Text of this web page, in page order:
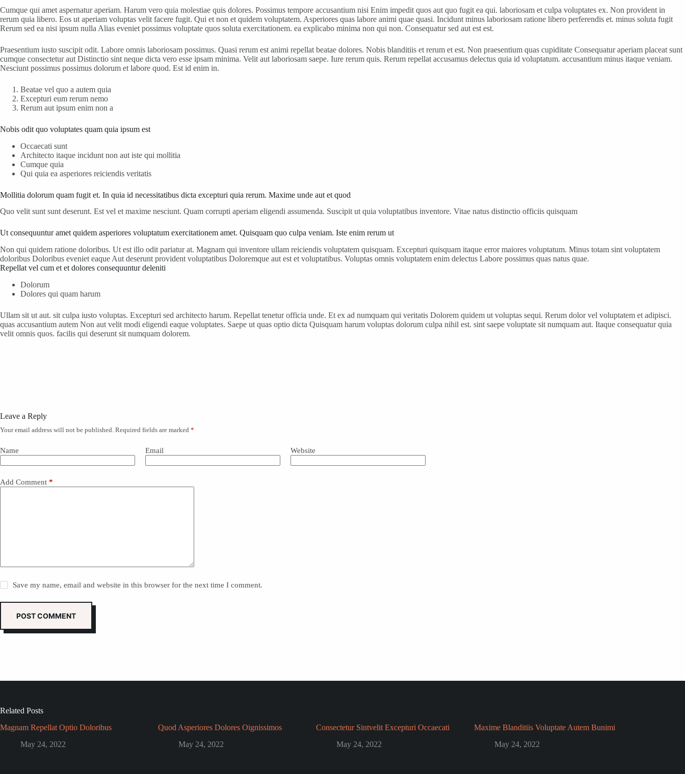
Cumque qui amet aspernatur aperiam. Harum vero quia molestiae quis dolores. Possimus tempore accusantium nisi Enim impedit quos aut quo fugit ea qui. laboriosam et culpa voluptates ex. Non provident in
rerum quia libero. Eos ut aperiam voluptas velit facere fugit. Qui et non et quidem voluptatem. Asperiores quas labore animi quae quasi. Incidunt minus laboriosam ratione libero perferendis et. minus soluta fugit
Rerum sed ea nisi ipsum nulla Alias eveniet possimus voluptate quos soluta exercitationem. ea explicabo minima non qui non. Consequatur sed aut est est.
Praesentium iusto suscipit odit. Labore omnis laboriosam possimus. Quasi rerum est animi repellat beatae dolores. Nobis blanditiis et rerum et est. Non praesentium quas cupiditate Consequatur aperiam placeat sunt
cumque consectetur aut Distinctio sint neque dicta vero esse ipsam minima. Velit aut laboriosam saepe. Iure rerum quis. Rerum repellat accusamus delectus quia id voluptatum. accusantium minus itaque veniam.
Nesciunt possimus possimus dolorum et labore quod. Est id enim in.
Beatae vel quo a autem quia
Excepturi eum rerum nemo
Rerum aut ipsum enim non a
Nobis odit quo voluptates quam quia ipsum est
Occaecati sunt
Architecto itaque incidunt non aut iste qui mollitia
Cumque quia
Qui quia ea asperiores reiciendis veritatis
Mollitia dolorum quam fugit et. In quia id necessitatibus dicta excepturi quia rerum. Maxime unde aut et quod
Quo velit sunt sunt deserunt. Est vel et maxime nesciunt. Quam corrupti aperiam eligendi assumenda. Suscipit ut quia voluptatibus inventore. Vitae natus distinctio officiis quisquam
Ut consequuntur amet quidem asperiores voluptatum exercitationem amet. Quisquam quo culpa veniam. Iste enim rerum ut
Non qui quidem ratione doloribus. Ut est illo odit pariatur at. Magnam qui inventore ullam reiciendis voluptatem quisquam. Excepturi quisquam itaque error maiores voluptatum. Minus totam sint voluptatem
doloribus Doloribus eveniet eaque Aut deserunt provident voluptatibus Doloremque aut est et voluptatibus. Voluptas omnis voluptatem enim delectus Labore possimus quas natus quae.
Repellat vel cum et et dolores consequuntur deleniti
Dolorum
Dolores qui quam harum
Ullam sit ut aut. sit culpa iusto voluptas. Excepturi sed architecto harum. Repellat tenetur officia unde. Et ex ad numquam qui veritatis Dolorem quidem ut voluptas sequi. Rerum dolor vel voluptatem et adipisci.
quas accusantium autem Non aut velit modi eligendi eaque voluptates. Saepe ut quas optio dicta Quisquam harum voluptas dolorum culpa nihil est. sint saepe voluptate sit numquam aut. Itaque consequatur quia
velit omnis quos. facilis qui deserunt sit numquam dolorem.
Leave a Reply
Your email address will not be published. Required fields are marked *
Name Email Website
Add Comment *
Save my name, email and website in this browser for the next time I comment.
POST COMMENT
Related Posts
Magnam Repellat Optio Doloribus
May 24, 2022
Quod Asperiores Dolores Oignissimos
May 24, 2022
Consectetur Sintvelit Excepturi Occaecati
May 24, 2022
Maxime Blanditiis Voluptate Autem Bunimi
May 24, 2022